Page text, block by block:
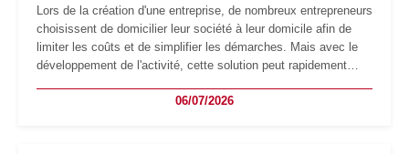
Lors de la création d'une entreprise, de nombreux entrepreneurs
choisissent de domicilier leur société à leur domicile afin de
limiter les coûts et de simplifier les démarches. Mais avec le
développement de l'activité, cette solution peut rapidement
professionnels, recrutement, image de marque… Le
06/07/2026